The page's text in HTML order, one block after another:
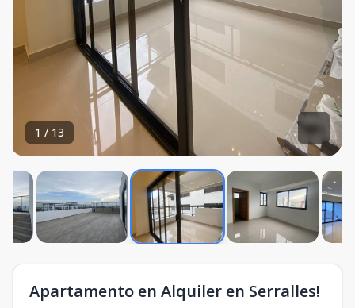
1 / 13
Apartamento en Alquiler en Serralles!